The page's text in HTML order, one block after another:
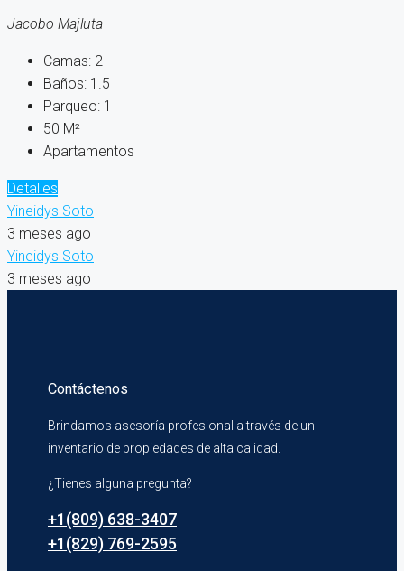
Jacobo Majluta
Camas: 2
Baños: 1.5
Parqueo: 1
50 M²
Apartamentos
Detalles
Yineidys Soto
3 meses ago
Yineidys Soto
3 meses ago
Contáctenos
Brindamos asesoría profesional a través de un
inventario de propiedades de alta calidad.
¿Tienes alguna pregunta?
+1(809) 638-3407
+1(829) 769-2595